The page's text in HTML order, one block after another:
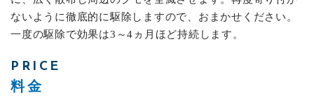
ないように徹底的に駆除しますので、おまかせください。
一度の駆除で効果は3～4ヵ月ほど持続します。
PRICE
料金